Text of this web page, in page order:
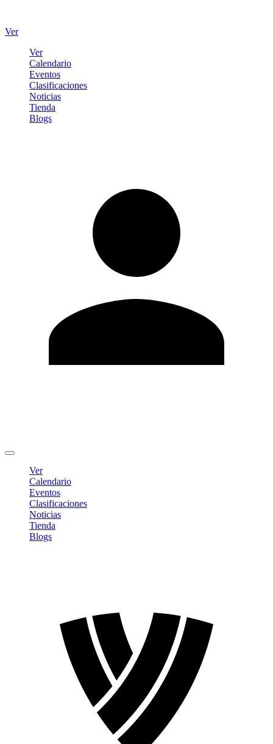
Ver
Ver
Calendario
Eventos
Clasificaciones
Noticias
Tienda
Blogs
Ver
Calendario
Eventos
Clasificaciones
Noticias
Tienda
Blogs